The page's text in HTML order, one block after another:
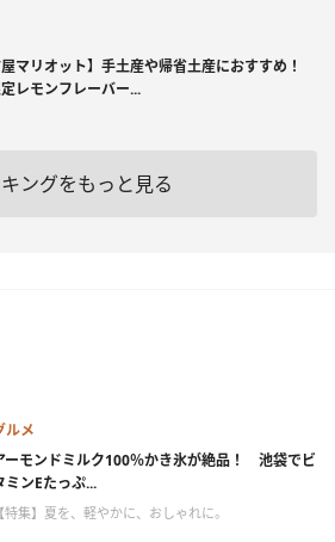
屋マリオット】手土産や帰省土産におすすめ！
レモンフレーバー...
ングをもっと見る
ルメ
ーモンドミルク100％かき氷が絶品！ 池袋でビ
ミンEたっぷ...
【特集】夏を、軽やかに、おしゃれに。